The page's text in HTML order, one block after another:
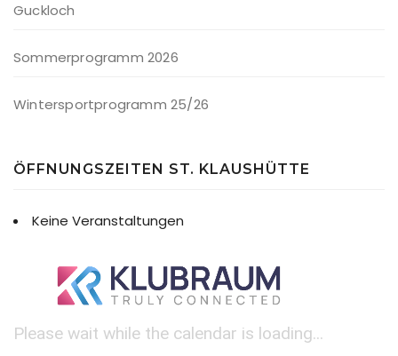
Guckloch
Sommerprogramm 2026
Wintersportprogramm 25/26
ÖFFNUNGSZEITEN ST. KLAUSHÜTTE
Keine Veranstaltungen